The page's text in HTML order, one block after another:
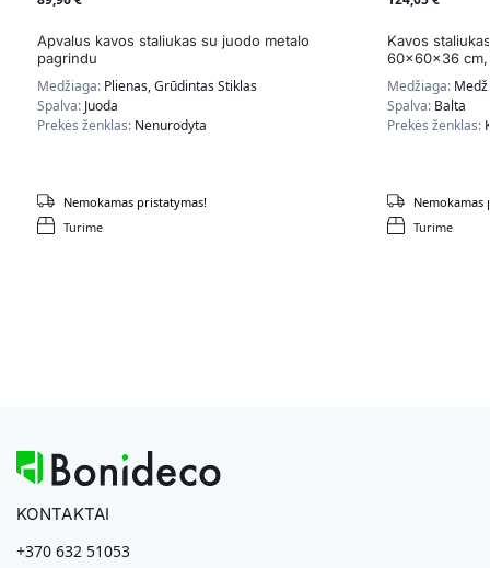
Apvalus kavos staliukas su juodo metalo
pagrindu
Medžiaga: Plienas, Grūdintas Stiklas
Spalva: Juoda
Prekės ženklas: Nenurodyta
Turime
Nemokamas pristatymas!
Kavos
60x60x36 cm,
Medžiaga:
Spalva: Balta
Prekės ženklas:
Turime
Nemokamas
KONTAKTAI
+370 632 51053